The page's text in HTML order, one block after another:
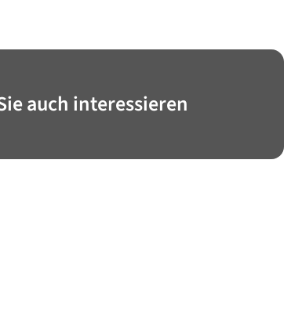
auch interessieren